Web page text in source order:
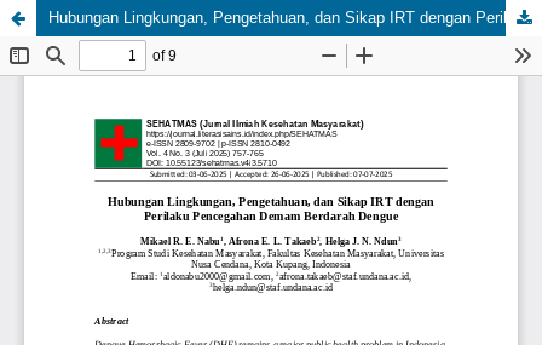
Hubungan Lingkungan, Pengetahuan, dan Sikap IRT dengan Perilaku Pencegahan Demam Berdarah Dengue